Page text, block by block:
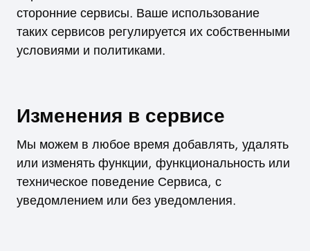
сторонние сервисы. Ваше использование
таких сервисов регулируется их собственными
условиями и политиками.
Изменения в сервисе
Мы можем в любое время добавлять, удалять
или изменять функции, функциональность или
техническое поведение Сервиса, с
уведомлением или без уведомления.